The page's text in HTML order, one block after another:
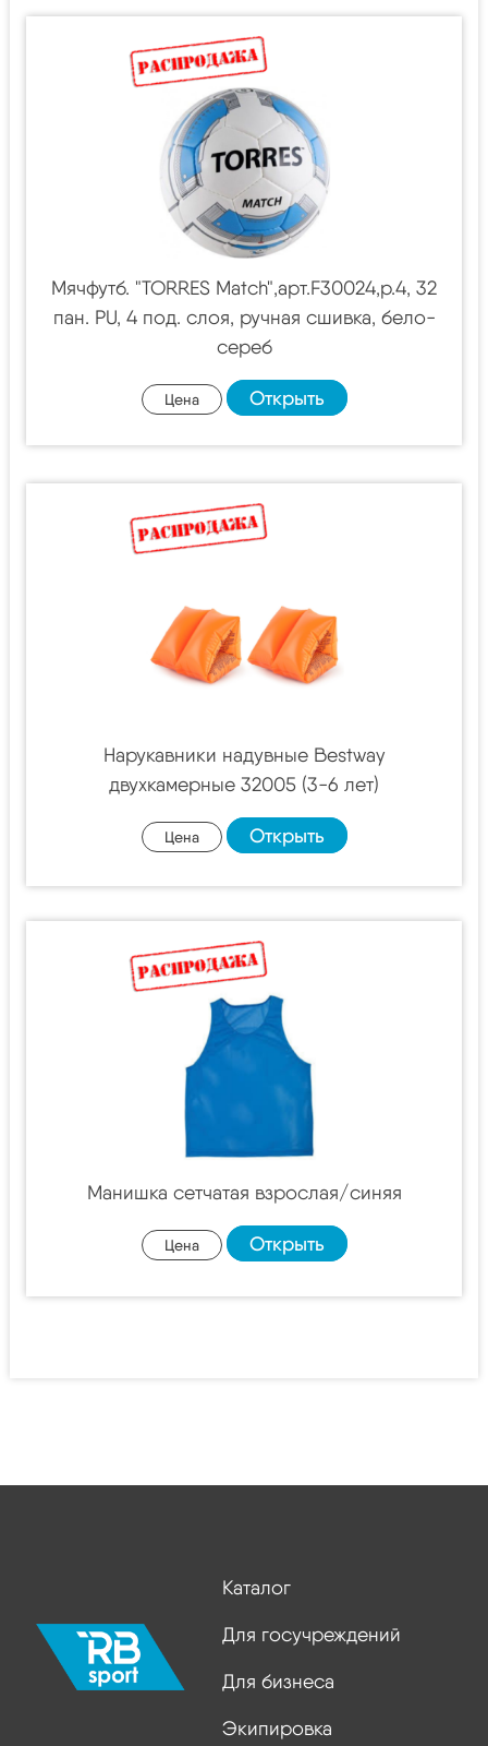
Мячфутб. "TORRES Match",арт.F30024,р.4, 32
пан. PU, 4 под. слоя, ручная сшивка, бело-
сереб
Цена Открыть
Нарукавники надувные Bestway
двухкамерные 32005 (3-6 лет)
Цена Открыть
Манишка сетчатая взрослая/синяя
Цена Открыть
Каталог
Для госучреждений
Для бизнеса
Экипировка